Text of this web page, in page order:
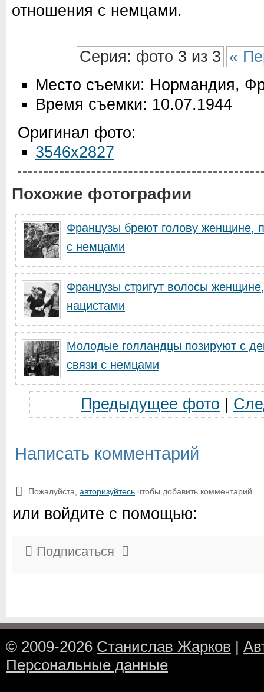
отношения с немцами.
Серия: фото 3 из 3 «
Место съемки: Нормандия,
Время съемки: 10.07.1944
Оригинал фото:
3546x2827
Похожие фотографии
Французы бреют голову женщине,
с немцами
Французы стригут волосы
нацистами
Молодые голландцы позируют с
связи с немцами
Предыдущее фото
Написать комментарий
Пожалуйста, авторизуйтесь чтобы добавить комментарий.
или войдите с помощью:
Подписаться
© 2009-2026 Станислав Жарков |
Персональные данные